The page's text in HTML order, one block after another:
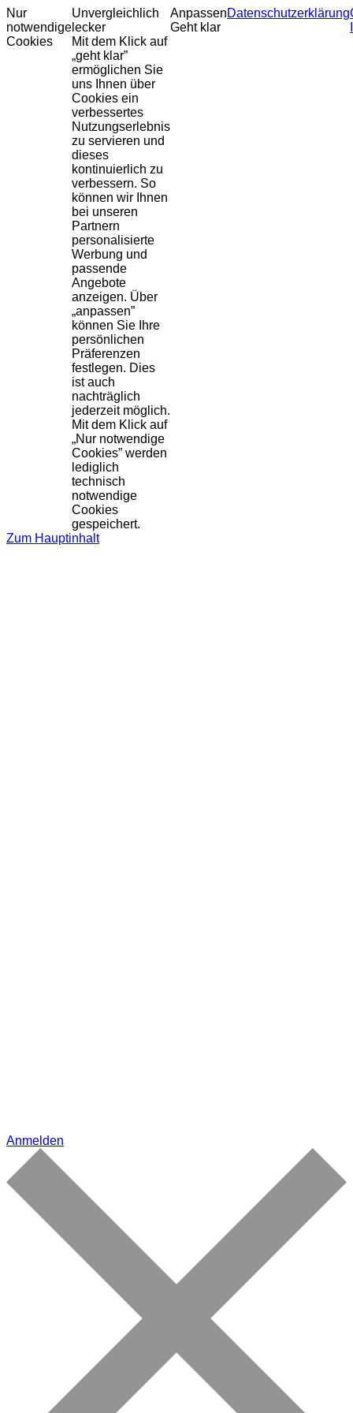
Nur
notwendige
Cookies
Unvergleichlich
lecker
Mit dem Klick auf
„geht klar”
ermöglichen Sie
uns Ihnen über
Cookies ein
verbessertes
Nutzungserlebnis
zu servieren und
dieses
kontinuierlich zu
verbessern. So
können wir Ihnen
bei unseren
Partnern
personalisierte
Werbung und
passende
Angebote
anzeigen. Über
„anpassen”
können Sie Ihre
persönlichen
Präferenzen
festlegen. Dies
ist auch
nachträglich
jederzeit möglich.
Mit dem Klick auf
„Nur notwendige
Cookies” werden
lediglich
technisch
notwendige
Cookies
gespeichert.
Anpassen
Geht klar
Datenschutzerklärung
Zum Hauptinhalt
Anmelden